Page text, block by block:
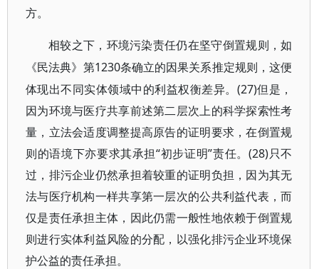
方。
相较之下，环境污染责任仍在坚守倒置规则，如
《民法典》第1230条确立的因果关系推定规则，这便
体现出不同实体领域中的利益权衡差异。(27)但是，
因为环境与医疗共享前述第二层次上的科学探索性考
量，立法会适度调整提高原告的证明要求，在倒置规
则的语境下亦要求其承担“初步证明”责任。(28)只不
过，排污企业仍然承担着较重的证明负担，因为其无
法与医疗机构一样共享第一层次的公共利益代表，而
仅是责任承担主体，因此仍需一般性地依赖于倒置规
则进行实体利益风险的分配，以强化排污企业环境保
护公益的责任承担。